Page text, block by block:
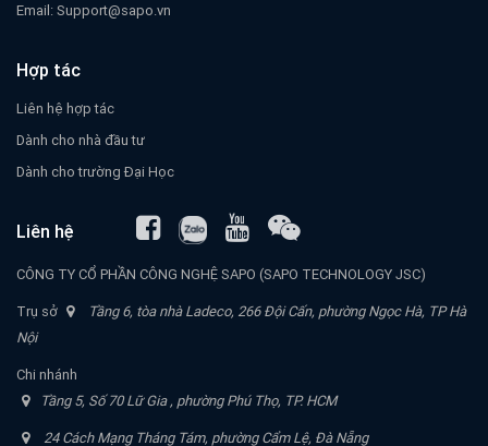
Email:Support@sapo.vn
Hợp tác
Liên hệ hợp tác
Dành cho nhà đầu tư
Dành cho trường Đại Học
Liên hệ
CÔNG TY CỔ PHẦN CÔNG NGHỆ SAPO (SAPO TECHNOLOGY JSC)
Trụ sở
Tầng 6, tòa nhà Ladeco, 266 Đội Cấn, phường Ngọc Hà, TP Hà
Nội
Chi nhánh
Tầng 5, Số 70 Lữ Gia , phường Phú Thọ, TP. HCM
24 Cách Mạng Tháng Tám, phường Cẩm Lệ, Đà Nẵng